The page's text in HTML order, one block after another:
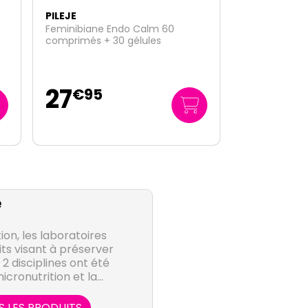
PILEJE
Noctesia qualité du sommeil 90
comprimés
24€90
les laboratoires
visant à préserver
disciplines ont été
et la
à la